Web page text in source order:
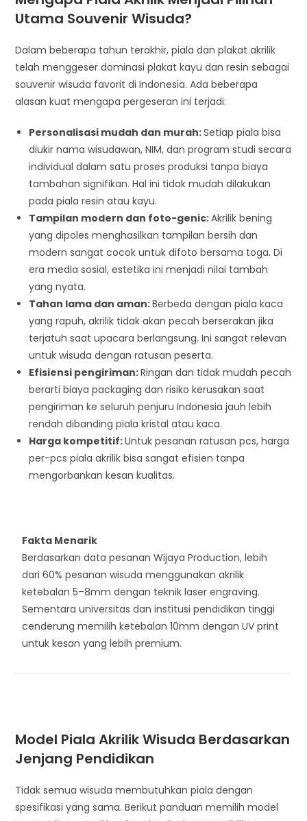
Utama Souvenir Wisuda?
Dalam beberapa tahun terakhir, piala dan plakat akrilik
telah menggeser dominasi plakat kayu dan resin sebagai
souvenir wisuda favorit di Indonesia. Ada beberapa
alasan kuat mengapa pergeseran ini terjadi:
Personalisasi mudah dan murah:Setiap piala bisa
diukir nama wisudawan, NIM, dan program studi secara
individual dalam satu proses produksi tanpa biaya
tambahan signifikan. Hal ini tidak mudah dilakukan
pada piala resin atau kayu.
Tampilan modern dan foto-genic:Akrilik bening
yang dipoles menghasilkan tampilan bersih dan
modern sangat cocok untuk difoto bersama toga. Di
era media sosial, estetika ini menjadi nilai tambah
yang nyata.
Tahan lama dan aman:Berbeda dengan piala kaca
yang rapuh, akrilik tidak akan pecah berserakan jika
terjatuh saat upacara berlangsung. Ini sangat relevan
untuk wisuda dengan ratusan peserta.
Efisiensi pengiriman:Ringan dan tidak mudah pecah
berarti biaya packaging dan risiko kerusakan saat
pengiriman ke seluruh penjuru Indonesia jauh lebih
rendah dibanding piala kristal atau kaca.
Harga kompetitif:Untuk pesanan ratusan pcs, harga
per-pcs piala akrilik bisa sangat efisien tanpa
mengorbankan kesan kualitas.
Fakta Menarik
Berdasarkan data pesanan Wijaya Production, lebih
dari 60% pesanan wisuda menggunakan akrilik
ketebalan 5–8mm dengan teknik laser engraving.
Sementara universitas dan institusi pendidikan tinggi
cenderung memilih ketebalan 10mm dengan UV print
untuk kesan yang lebih premium.
Model Piala Akrilik Wisuda Berdasarkan
Jenjang Pendidikan
Tidak semua wisuda membutuhkan piala dengan
spesifikasi yang sama. Berikut panduan memilih model